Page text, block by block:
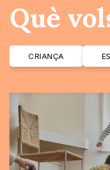
Què
CRIANÇA